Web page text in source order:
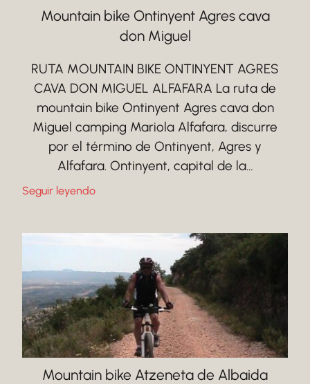
Mountain bike Ontinyent Agres cava
don Miguel
RUTA MOUNTAIN BIKE ONTINYENT AGRES
CAVA DON MIGUEL ALFAFARA La ruta de
mountain bike Ontinyent Agres cava don
Miguel camping Mariola Alfafara, discurre
por el término de Ontinyent, Agres y
Alfafara. Ontinyent, capital de la…
Seguir leyendo
Mountain bike Atzeneta de Albaida